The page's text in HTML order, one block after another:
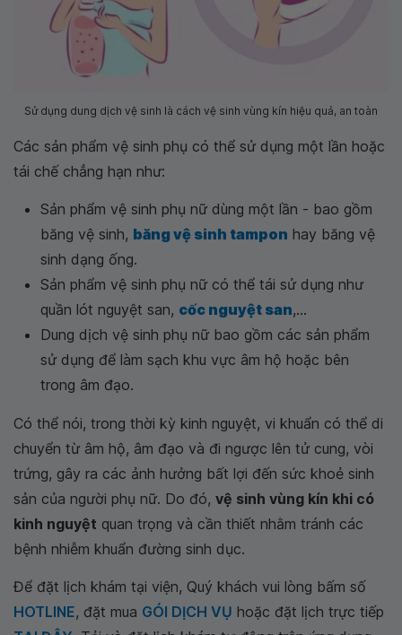
Sử dụng dung dịch vệ sinh là cách vệ sinh vùng kín hiệu quả, an toàn
Các sản phẩm vệ sinh phụ có thể sử dụng một lần hoặc
tái chế chẳng hạn như:
Sản phẩm vệ sinh phụ nữ dùng một lần - bao gồm
băng vệ sinh, băng vệ sinh tampon hay băng vệ
sinh dạng ống.
Sản phẩm vệ sinh phụ nữ có thể tái sử dụng như
quần lót nguyệt san, cốc nguyệt san,...
Dung dịch vệ sinh phụ nữ bao gồm các sản phẩm
sử dụng để làm sạch khu vực âm hộ hoặc bên
trong âm đạo.
Có thể nói, trong thời kỳ kinh nguyệt, vi khuẩn có thể di
chuyển từ âm hộ, âm đạo và đi ngược lên tử cung, vòi
trứng, gây ra các ảnh hưởng bất lợi đến sức khoẻ sinh
sản của người phụ nữ. Do đó, vệ sinh vùng kín khi có
kinh nguyệt quan trọng và cần thiết nhằm tránh các
bệnh nhiễm khuẩn đường sinh dục.
Để đặt lịch khám tại viện, Quý khách vui lòng bấm số
HOTLINE, đặt mua GÓI DỊCH VỤ hoặc đặt lịch trực tiếp